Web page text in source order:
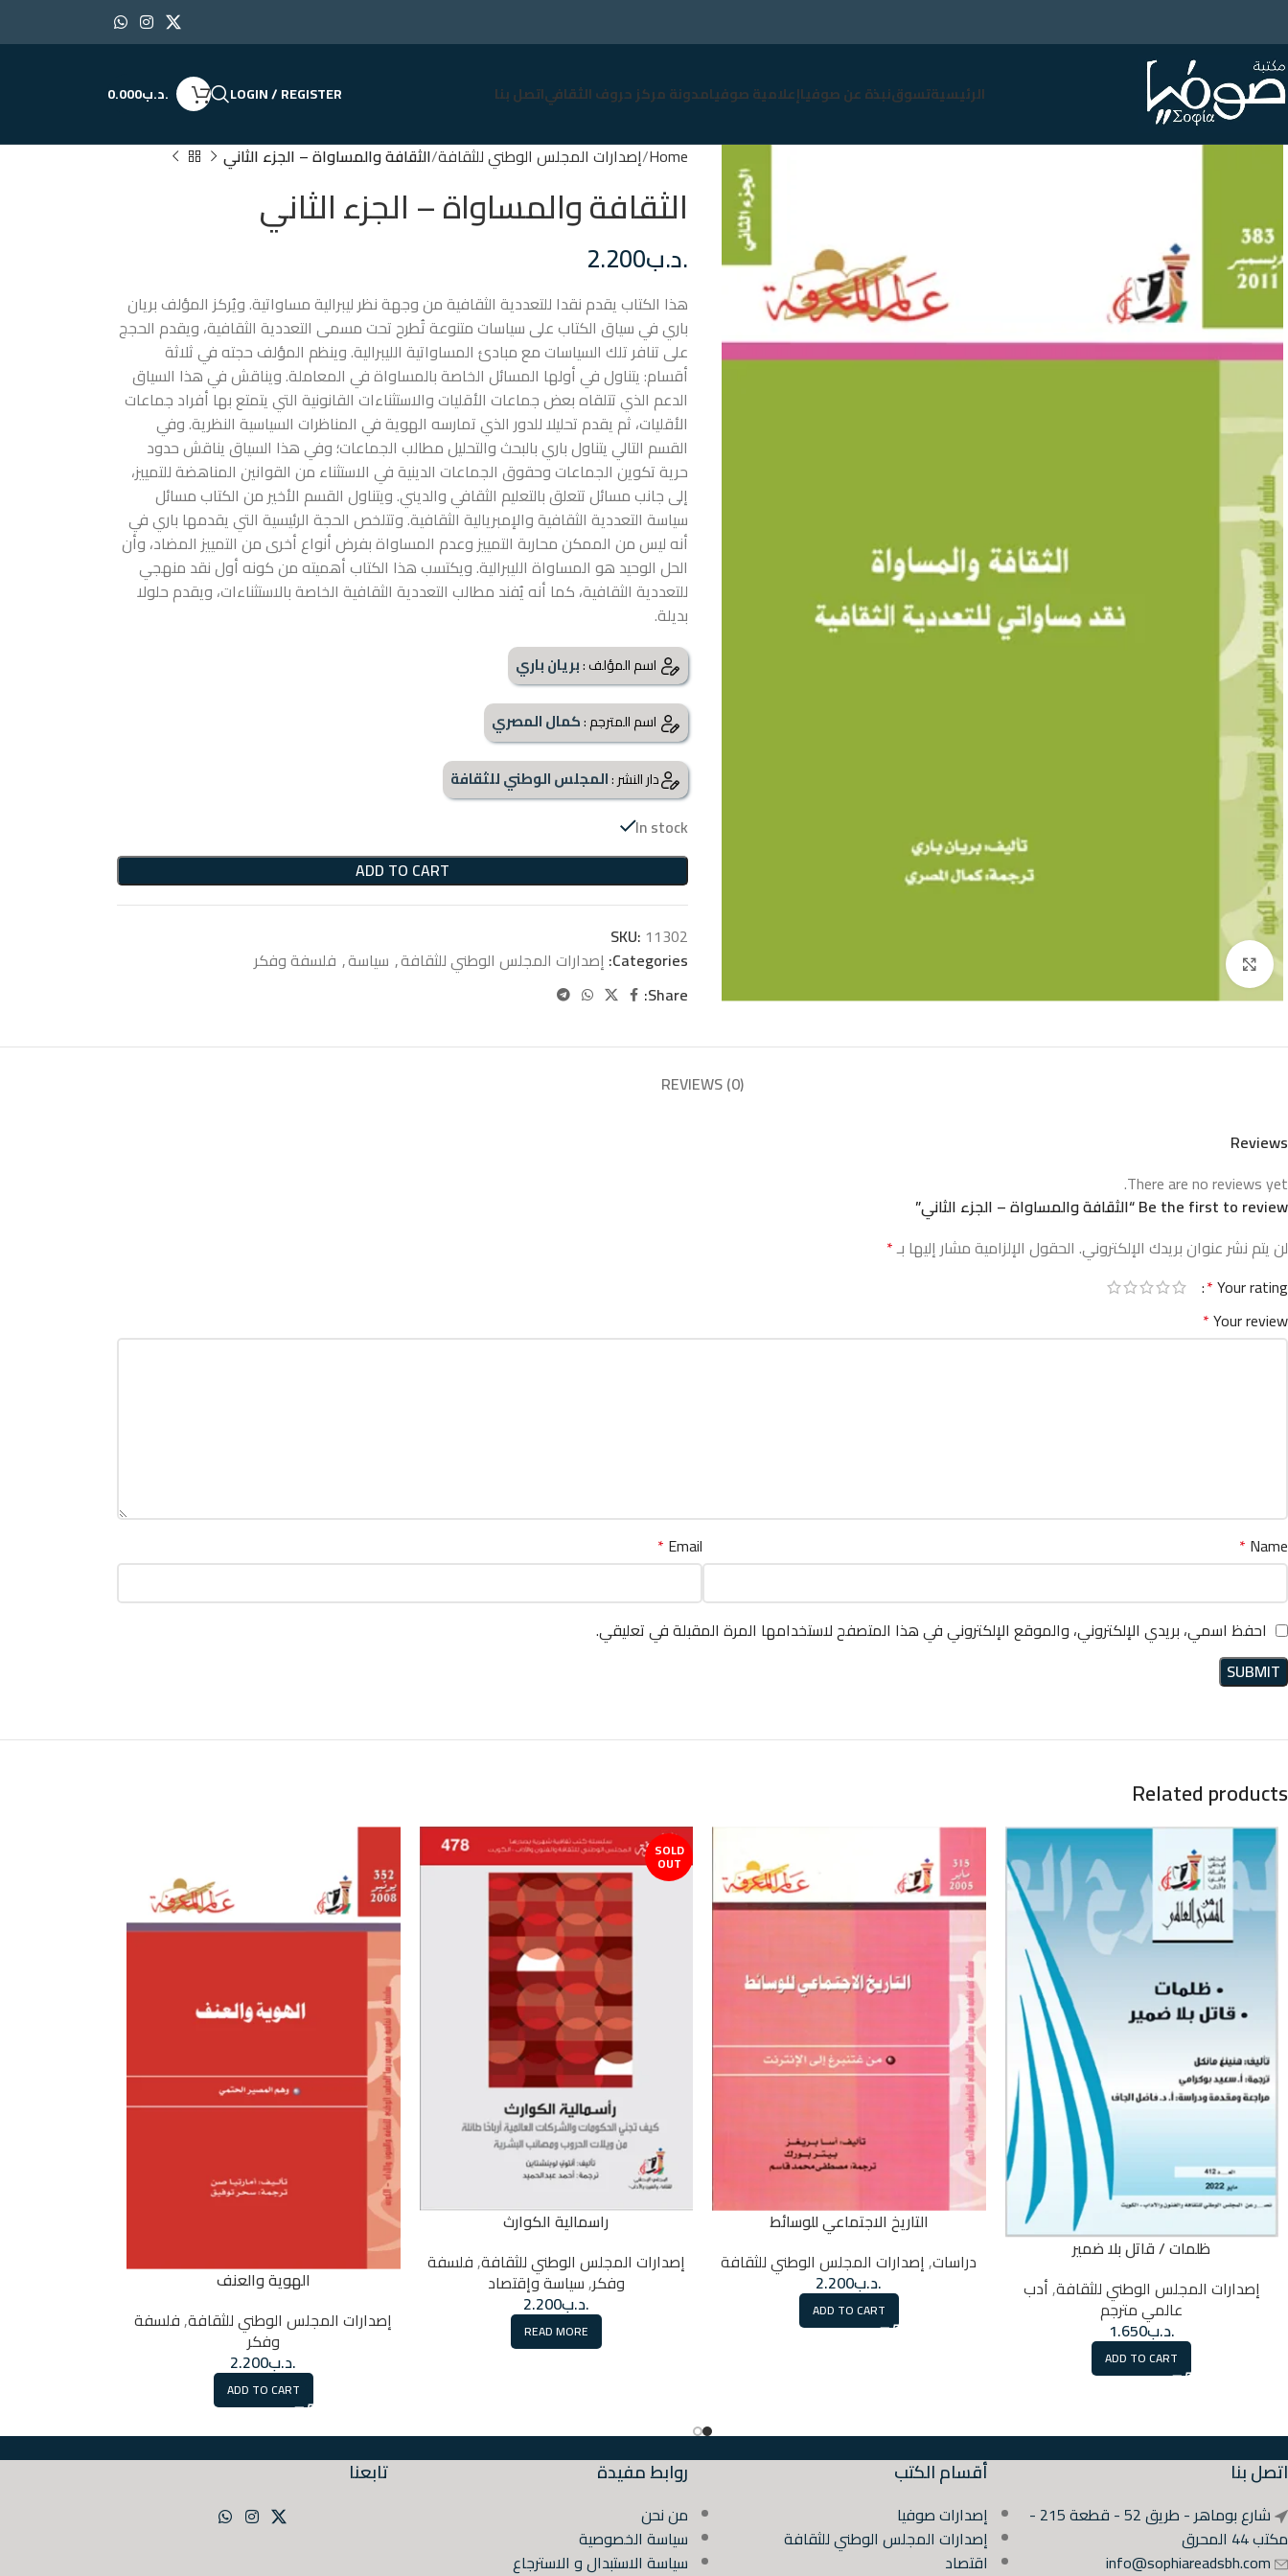
الرئيسيةتسوقنبذة عن صوفياإعلامية صوفيامدونة مركز حروف الثقافياتصل بنا LOGIN / REGISTER .د.ب0.000
Home إصدارات المجلس الوطني للثقافة الثقافة والمساواة – الجزء الثاني
الثقافة والمساواة – الجزء الثاني
.د.ب2.200
هذا الكتاب يقدم نقدا للتعددية الثقافية من وجهة نظر ليبرالية مساواتية. ويُركز المؤلف بريان
باري في سياق الكتاب على سياسات متنوعة تُطرح تحت مسمى التعددية الثقافية، ويقدم الحجج
على تنافر تلك السياسات مع مبادئ المساواتية الليبرالية. وينظم المؤلف حجته في ثلاثة
أقسام: يتناول في أولها المسائل الخاصة بالمساواة في المعاملة. ويناقش في هذا السياق
الدعم الذي تتلقاه بعض جماعات الأقليات والاستثناءات القانونية التي يتمتع بها أفراد جماعات
الأقليات، ثم يقدم تحليلا للدور الذي تمارسه الهوية في المناظرات السياسية النظرية. وفي
القسم التالي يتناول باري بالبحث والتحليل مطالب الجماعات؛ وفي هذا السياق يناقش حدود
حرية تكوين الجماعات وحقوق الجماعات الدينية في الاستثناء من القوانين المناهضة للتمييز،
إلى جانب مسائل تتعلق بالتعليم الثقافي والديني. ويتناول القسم الأخير من الكتاب مسائل
سياسة التعددية الثقافية والإمبريالية الثقافية. وتتلخص الحجة الرئيسية التي يقدمها باري في
أنه ليس من الممكن محاربة التمييز وعدم المساواة بفرض أنواع أخرى من التمييز المضاد، وأن
الحل الوحيد هو المساواة الليبرالية. ويكتسب هذا الكتاب أهميته من كونه أول نقد منهجي
للتعددية الثقافية، كما أنه يُفند مطالب التعددية الثقافية الخاصة بالاستثناءات، ويقدم حلولا
بديلة.
اسم المؤلف :بريان باري
اسم المترجم :كمال المصري
دار النشر :المجلس الوطني للثقافة
In stock
ADD TO CART
SKU: 11302
Categories: إصدارات المجلس الوطني للثقافة, سياسة, فلسفة وفكر
Share:
REVIEWS (0)
Reviews
There are no reviews yet.
Be the first to review “الثقافة والمساواة – الجزء الثاني”
لن يتم نشر عنوان بريدك الإلكتروني. الحقول الإلزامية مشار إليها بـ*
Your rating
*
Your review
*
Name
*
Email
*
احفظ اسمي، بريدي الإلكتروني، والموقع الإلكتروني في هذا المتصفح لاستخدامها المرة المقبلة في تعليقي.
Related products
ظلمات / قاتل بلا ضمير
إصدارات المجلس الوطني للثقافة,أدب
عالمي مترجم
.د.ب1.650
ADD TO CART
التاريخ الاجتماعي للوسائط
دراسات,إصدارات المجلس الوطني للثقافة
.د.ب2.200
ADD TO CART
SOLD
OUT
راسمالية الكوارث
إصدارات المجلس الوطني للثقافة,فلسفة
وفكر,سياسة وإقتصاد
.د.ب2.200
READ MORE
الهوية والعنف
إصدارات المجلس الوطني للثقافة,فلسفة
وفكر
.د.ب2.200
ADD TO CART
اتصل بنا
شارع بوماهر - طريق 52 - قطعة 215 -
مكتب 44 المحرق
info@sophiareadsbh.com
أقسام الكتب
إصدارات صوفيا
إصدارات المجلس الوطني للثقافة
اقتصاد
روابط مفيدة
من نحن
سياسة الخصوصية
سياسة الاستبدال و الاسترجاع
تابعنا